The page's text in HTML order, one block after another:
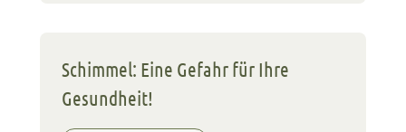
Schimmel: Eine Gefahr für Ihre
Gesundheit!